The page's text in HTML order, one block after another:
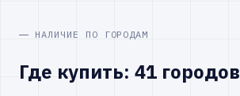
НАЛИЧИЕ ПО ГОРОДАМ
Где купить: 41 городов